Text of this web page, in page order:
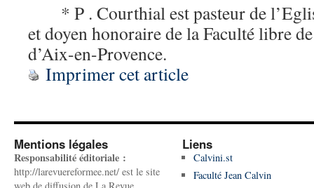
* P . Courthial est pasteur de
et doyen honoraire de la Faculté libre
d’Aix-en-Provence.
Imprimer cet article
Mentions légales
Responsabilité éditoriale :
http://larevuereformee.net/ est le site
Liens
Calvini.st
Faculté Jean Calvin